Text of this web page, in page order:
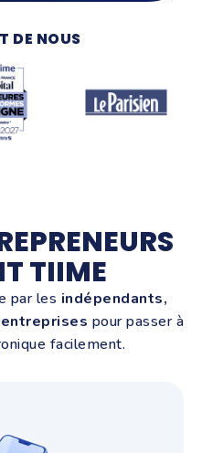
DE NOUS
TIIME
par les indépendants,
pour passer à
facilement.